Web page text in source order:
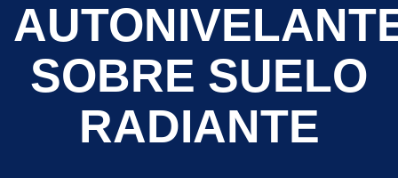
SOBRE SUELO
RADIANTE